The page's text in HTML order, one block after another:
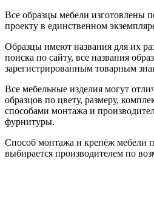
Все образцы мебели изготовлены
проекту в единственном
Образцы имеют названия для их
поиска по сайту, все названия
зарегистрированным товарным
Все мебельные изделия могут
образцов по цвету, размеру,
способами монтажа и
фурнитуры.
Способ монтажа и крепёж мебели
выбирается производителем по